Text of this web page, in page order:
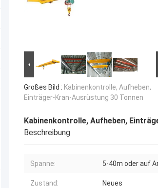
Großes Bild : Kabinenkontrolle, Aufheben,
Einträger-Kran-Ausrüstung 30 Tonnen
Kabinenkontrolle, Aufheben,
Beschreibung
Spanne: 5-40m oder auf
Zustand: Neues